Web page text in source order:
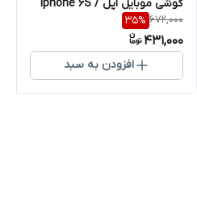
گوشی موبایل اپل Iphone 6S /
6G
672,000
35%
431,000
افزودن به سبد